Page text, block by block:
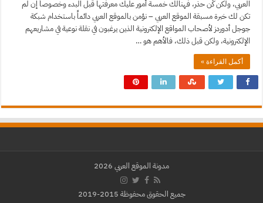
العربي، ولكن كُن حذر، فهنالك خمسة أمور عليك معرفتها قبل البدء وخصوصاً إن لم
تكن لك خبرة مسبقة الموقع العربي – نؤمن بالموقع العربي دائماً باستخدام شبكة
جوجل أدوردز لأصحاب المواقع الإلكترونية الذين يرغبون في نقلة نوعية في مشاريعهم
الإلكترونية، ولكن قبل ذلك، فالأهم هو …
أكمل القراءة »
مدونة الموقع العربي 2026
جميع الحقوق محفوظة 2015-2019